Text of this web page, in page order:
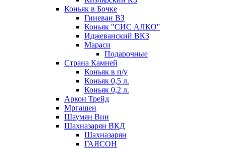
Коньяк в Бочке
Гиневан ВЗ
Коньяк "СИС АЛКО"
Иджеванский ВКЗ
Мараси
Подарочные
Страна Камней
Коньяк в п/у
Коньяк 0,5 л.
Коньяк 0,2 л.
Аркон Трейд
Мргашен
Шаумян Вин
Шахназарян ВКД
Шахназарян
ГАЯСОН